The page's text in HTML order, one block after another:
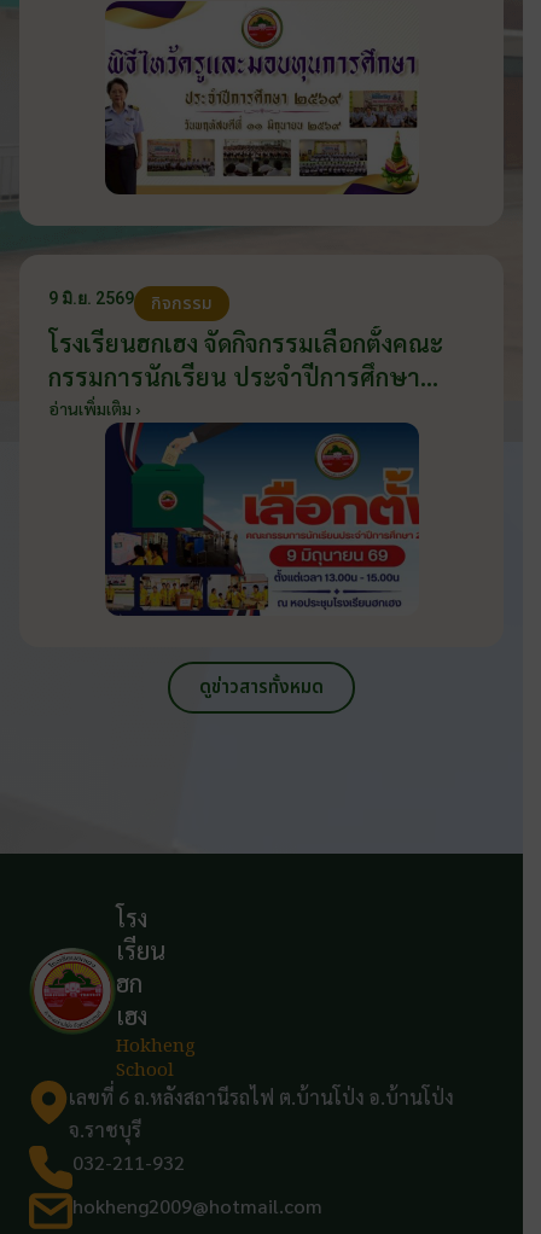
9 มิ.ย. 2569 กิจกรรม
โรงเรียนฮกเฮง จัดกิจกรรมเลือกตั้งคณะ
กรรมการนักเรียน ประจำปีการศึกษา
2569 ส่งเสริมประชาธิปไตยในโรงเรียน
วันที่ 9 มิถุนายน 2569
อ่านเพิ่มเติม ›
ดูข่าวสารทั้งหมด
โรง
เรียน
ฮก
เฮง
Hokheng
School
เลขที่ 6 ถ.หลังสถานีรถไฟ ต.บ้านโป่ง อ.บ้านโป่ง
จ.ราชบุรี
032-211-932
hokheng2009@hotmail.com